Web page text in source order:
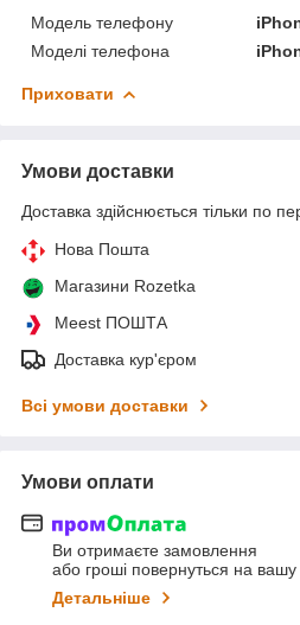
Модель телефону
Моделі телефона
Приховати
Умови доставки
Доставка здійснюється тільки по
Нова Пошта
Магазини Rozetka
Meest ПОШТА
Доставка кур'єром
Всі умови доставки
Умови оплати
Ви отримаєте замовлення
або гроші повернуться на вашу
Детальніше